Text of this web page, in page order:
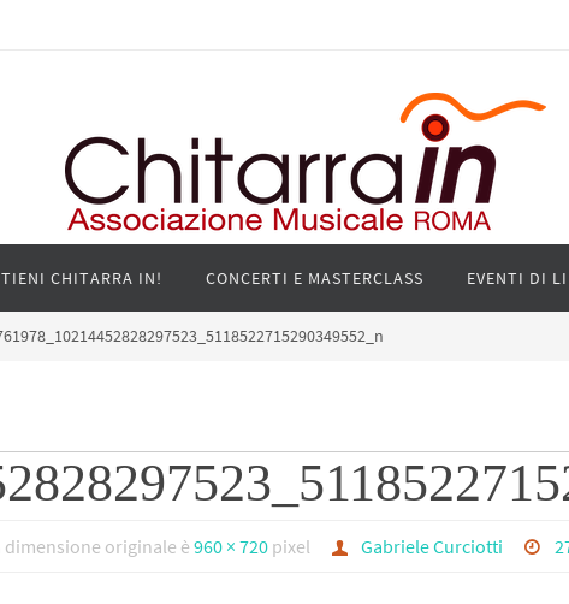
CHITARRA IN! CONCERTI E MASTERCLASS EVENTI DI
dimensione originale è960 × 720 pixel Gabriele Curciotti